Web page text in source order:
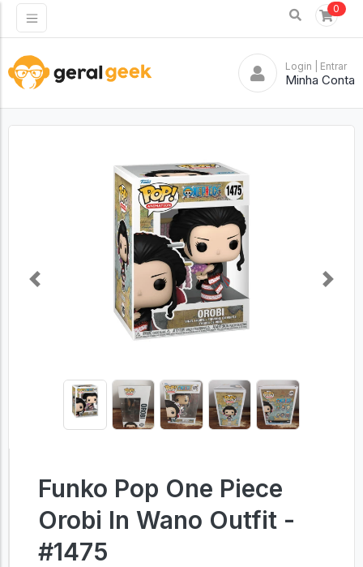
0
Login | Entrar
Minha Conta
Previous Next
Funko Pop One Piece
Orobi In Wano Outfit -
#1475